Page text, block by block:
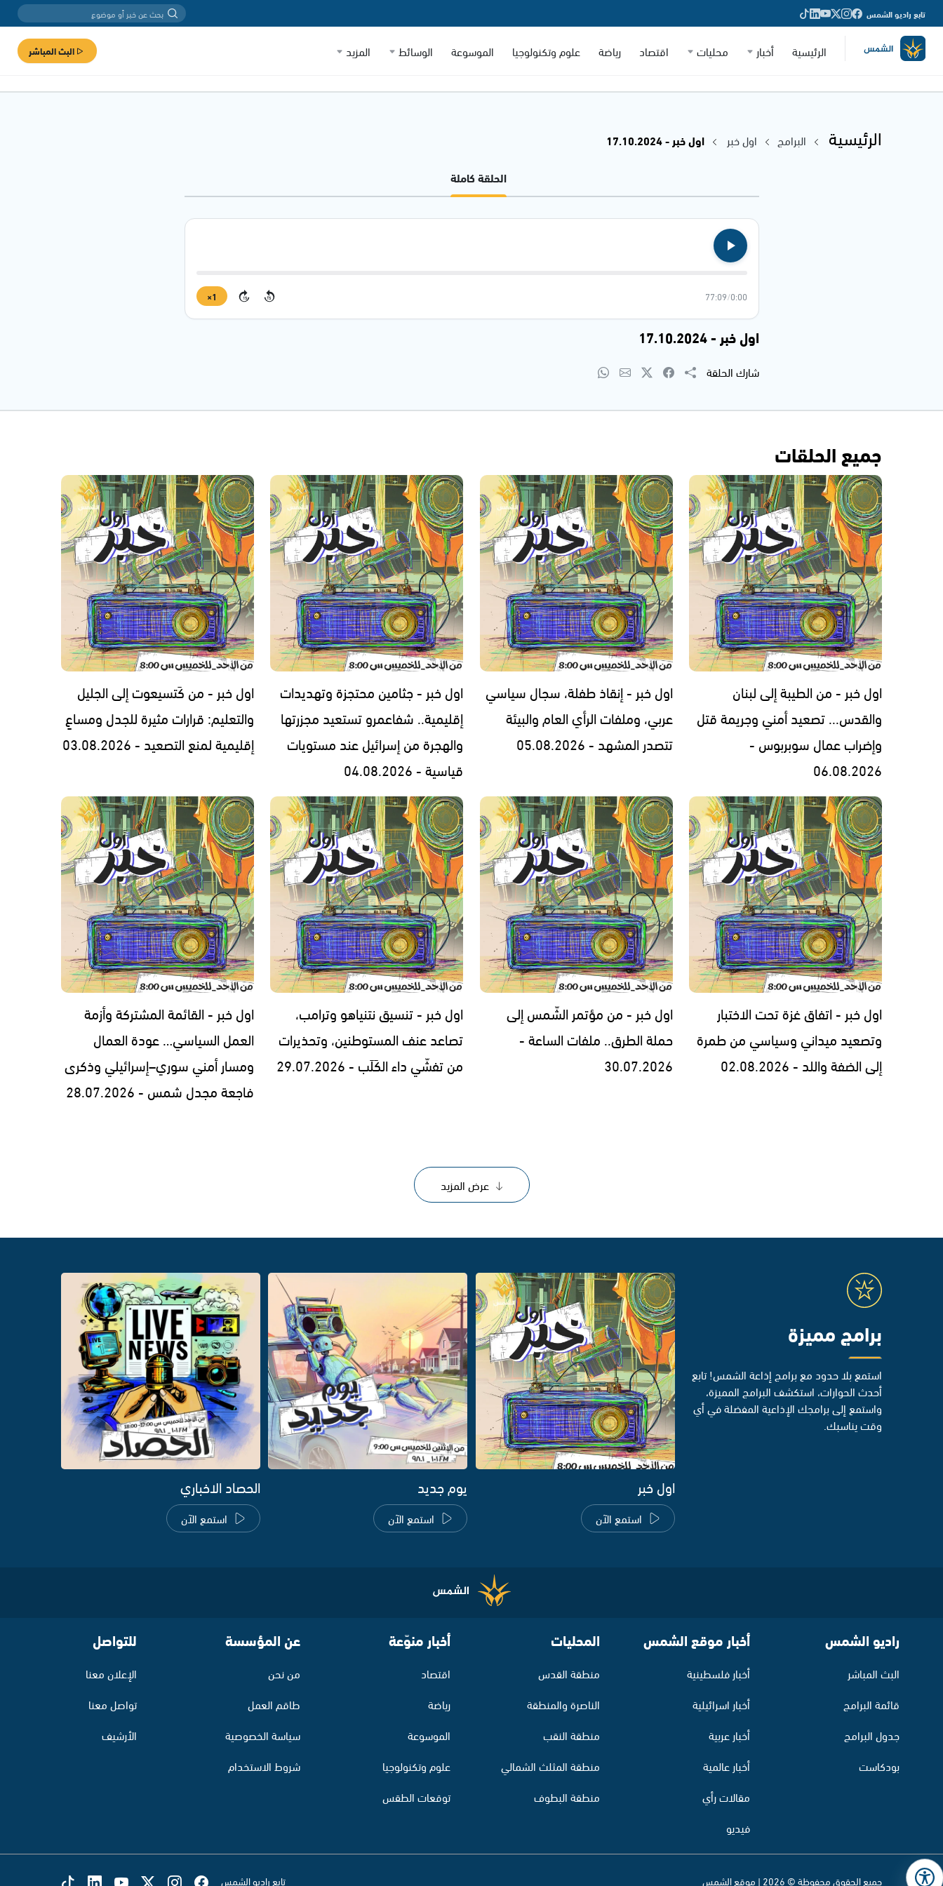
تابع راديو الشمس
الرئيسية أخبار محليات اقتصاد رياضة علوم وتكنولوجيا الموسوعة الوسائط المزيد البث المباشر
الرئيسية البرامج اول خبر
اول خبر - 17.10.2024
الحلقة كاملة
0:00
/
77:09
15
15
1×
اول خبر - 17.10.2024
شارك الحلقة
جميع الحلقات
اول خبر - من الطيبة إلى لبنان
والقدس... تصعيد أمني وجريمة قتل
وإضراب عمال سوبربوس -
06.08.2026
اول خبر - إنقاذ طفلة، سجال سياسي
عربي، وملفات الرأي العام والبيئة
تتصدر المشهد - 05.08.2026
اول خبر - جثامين محتجزة وتهديدات
إقليمية.. شفاعمرو تستعيد مجزرتها
والهجرة من إسرائيل عند مستويات
قياسية - 04.08.2026
اول خبر - من كَتسيعوت إلى الجليل
والتعليم: قرارات مثيرة للجدل ومساعٍ
إقليمية لمنع التصعيد - 03.08.2026
اول خبر - اتفاق غزة تحت الاختبار
وتصعيد ميداني وسياسي من طمرة
إلى الضفة واللد - 02.08.2026
اول خبر - من مؤتمر الشّمس إلى
حملة الطرق.. ملفات الساعة -
30.07.2026
اول خبر - تنسيق نتنياهو وترامب،
تصاعد عنف المستوطنين، وتحذيرات
من تفشّي داء الكَلَب - 29.07.2026
اول خبر - القائمة المشتركة وأزمة
العمل السياسي… عودة العمال
ومسار أمني سوري–إسرائيلي وذكرى
فاجعة مجدل شمس - 28.07.2026
عرض المزيد
برامج مميزة
استمع بلا حدود مع برامج إذاعة الشمس! تابع
أحدث الحوارات، استكشف البرامج المميزة،
واستمع إلى برامجك الإذاعية المفضلة في أي
وقت يناسبك.
اول خبر
استمع الآن
يوم جديد
استمع الآن
الحصاد الاخباري
استمع الآن
راديو الشمس
البث المباشر
قائمة البرامج
جدول البرامج
بودكاست
أخبار موقع الشمس
أخبار فلسطينية
أخبار اسرائيلية
أخبار عربية
أخبار عالمية
مقالات رأي
فيديو
المحليات
منطقة القدس
الناصرة والمنطقة
منطقة النقب
منطقة المثلث الشمالي
منطقة البطوف
أخبار منوّعة
اقتصاد
رياضة
الموسوعة
علوم وتكنولوجيا
توقعات الطقس
عن المؤسسة
من نحن
طاقم العمل
سياسة الخصوصية
شروط الاستخدام
للتواصل
الإعلان معنا
تواصل معنا
الأرشيف
جميع الحقوق محفوظة © 2026 | موقع الشمس تابع راديو الشمس